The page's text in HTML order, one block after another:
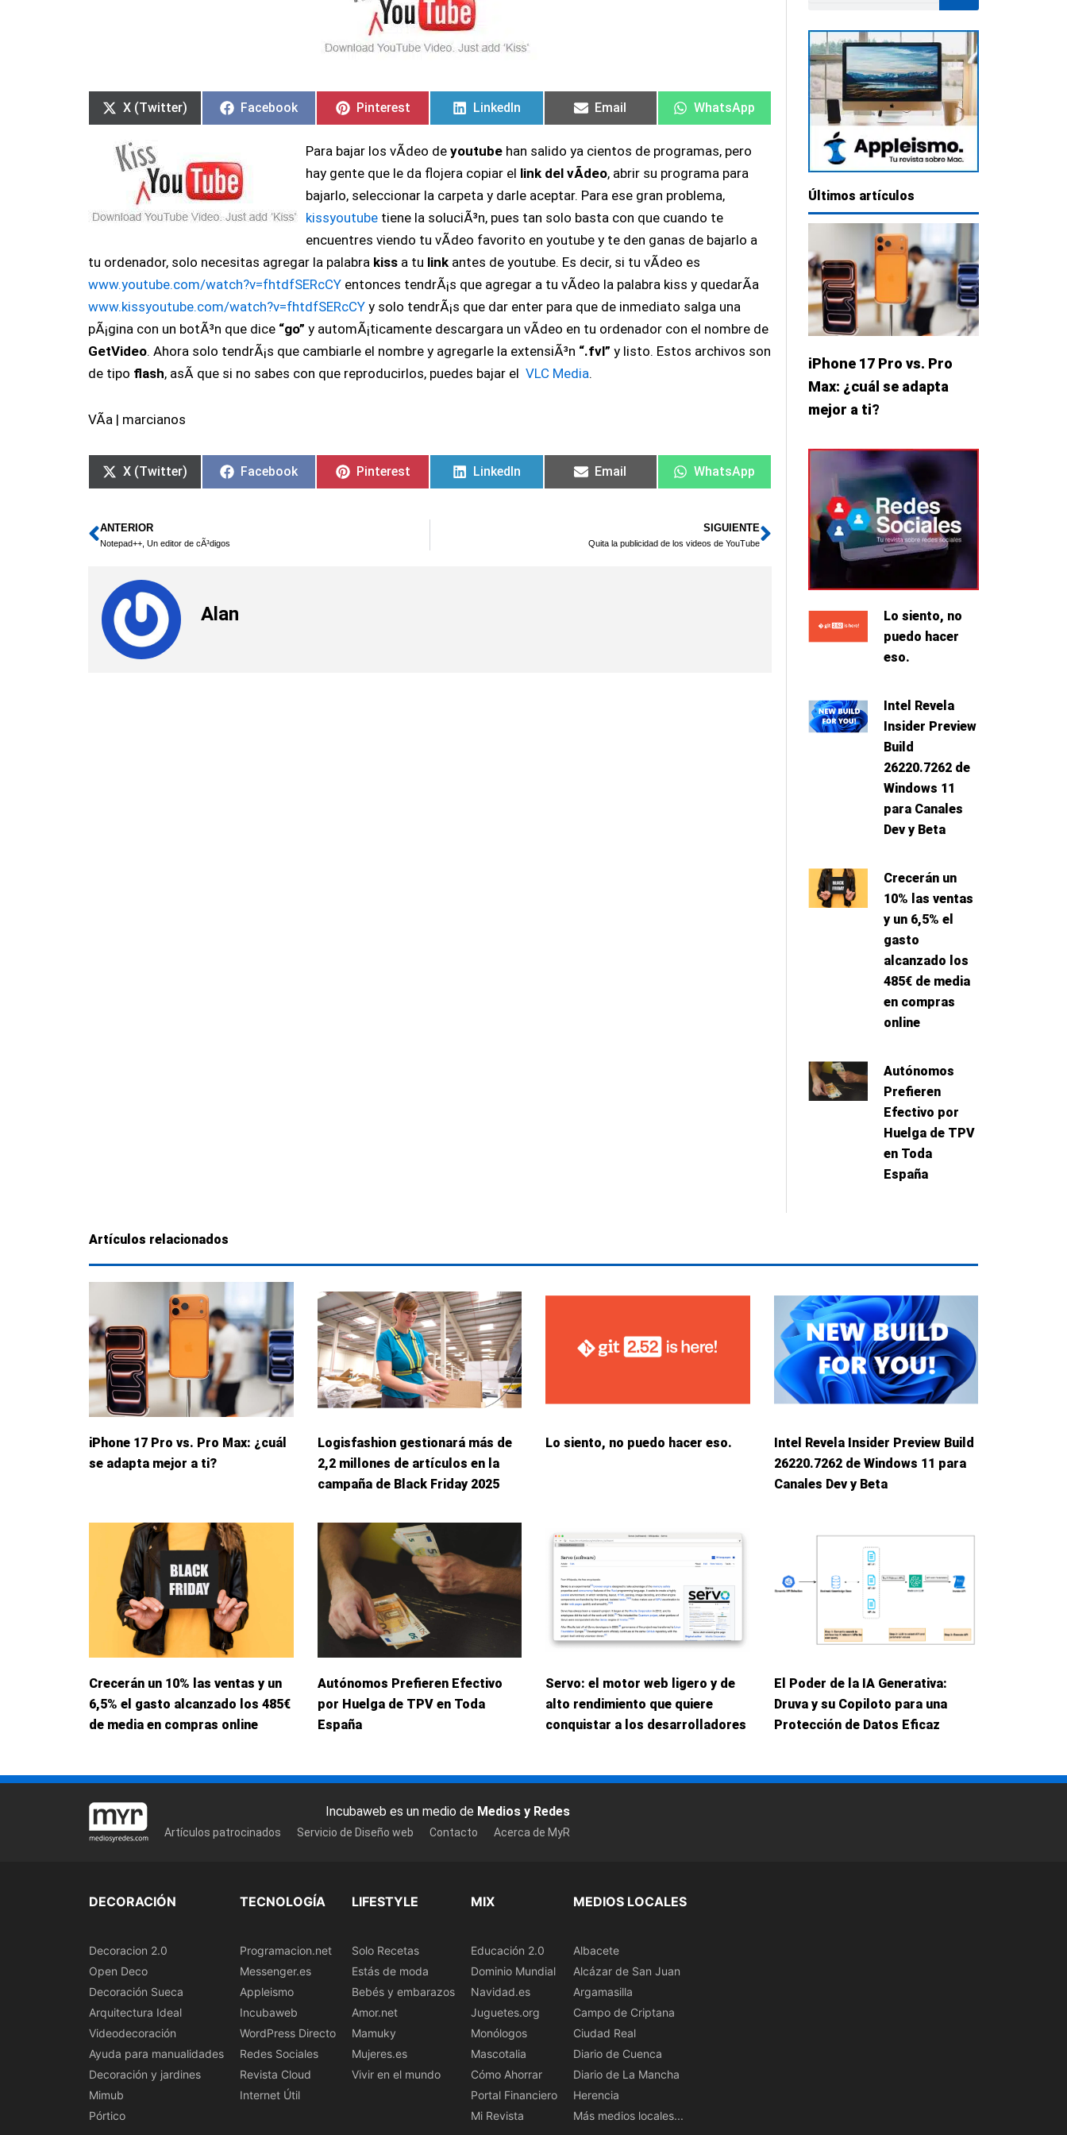
en
X (Twitter)
en
Facebook
en
Pinterest
en
LinkedIn
en
Email
en
WhatsApp
Para bajar los vÃ­deo de youtube han salido ya cientos de programas, pero
hay gente que le da flojera copiar el link del vÃ­deo, abrir su programa para
bajarlo, seleccionar la carpeta y darle aceptar. Para ese gran problema,
kissyoutube tiene la soluciÃ³n, pues tan solo basta con que cuando te
encuentres viendo tu vÃ­deo favorito en youtube y te den ganas de bajarlo a
tu ordenador, solo necesitas agregar la palabra kiss a tu link antes de youtube. Es decir, si tu vÃ­deo es
www.youtube.com/watch?v=fhtdfSERcCY entonces tendrÃ¡s que agregar a tu vÃ­deo la palabra kiss y quedarÃ­a
www.kissyoutube.com/watch?v=fhtdfSERcCY y solo tendrÃ¡s que dar enter para que de inmediato salga una
pÃ¡gina con un botÃ³n que dice “go” y automÃ¡ticamente descargara un vÃ­deo en tu ordenador con el nombre de
GetVideo. Ahora solo tendrÃ¡s que cambiarle el nombre y agregarle la extensiÃ³n “.fvl” y listo. Estos archivos son
de tipo flash, asÃ­ que si no sabes con que reproducirlos, puedes bajar elVLC Media.
VÃ­a | marcianos
en
X (Twitter)
en
Facebook
en
Pinterest
en
LinkedIn
en
Email
en
WhatsApp
Ant
ANTERIOR
Notepad++, Un editor de cÃ³digos
SIGUIENTE
Quita la publicidad de los videos de YouTubeSiguiente
Alan
Últimos artículos
iPhone 17 Pro vs. Pro
Max: ¿cuál se adapta
mejor a ti?
Lo siento, no
puedo hacer
eso.
Intel Revela
Insider Preview
Build
26220.7262 de
Windows 11
para Canales
Dev y Beta
Crecerán un
10% las ventas
y un 6,5% el
gasto
alcanzado los
485€ de media
en compras
online
Autónomos
Prefieren
Efectivo por
Huelga de TPV
en Toda
España
Artículos relacionados
iPhone 17 Pro vs. Pro Max: ¿cuál
se adapta mejor a ti?
Logisfashion gestionará más de
2,2 millones de artículos en la
campaña de Black Friday 2025
Lo siento, no puedo hacer eso.
Intel Revela Insider Preview Build
26220.7262 de Windows 11 para
Canales Dev y Beta
Crecerán un 10% las ventas y un
6,5% el gasto alcanzado los 485€
de media en compras online
Autónomos Prefieren Efectivo
por Huelga de TPV en Toda
España
Servo: el motor web ligero y de
alto rendimiento que quiere
conquistar a los desarrolladores
El Poder de la IA Generativa:
Druva y su Copiloto para una
Protección de Datos Eficaz
Incubaweb es un medio de Medios y Redes
Artículos patrocinados Servicio de Diseño web Contacto Acerca de MyR
DECORACIÓN
Decoracion 2.0
Open Deco
Decoración Sueca
Arquitectura Ideal
Videodecoración
Ayuda para manualidades
Decoración y jardines
Mimub
Pórtico
TECNOLOGÍA
Programacion.net
Messenger.es
Appleismo
Incubaweb
WordPress Directo
Redes Sociales
Revista Cloud
Internet Útil
LIFESTYLE
Solo Recetas
Estás de moda
Bebés y embarazos
Amor.net
Mamuky
Mujeres.es
Vivir en el mundo
MIX
Educación 2.0
Dominio Mundial
Navidad.es
Juguetes.org
Monólogos
Mascotalia
Cómo Ahorrar
Portal Financiero
Mi Revista
MEDIOS LOCALES
Albacete
Alcázar de San Juan
Argamasilla
Campo de Criptana
Ciudad Real
Diario de Cuenca
Diario de La Mancha
Herencia
Más medios locales...